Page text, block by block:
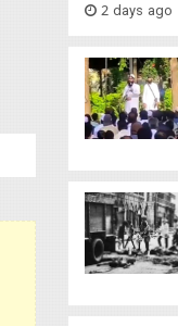
2 days ago